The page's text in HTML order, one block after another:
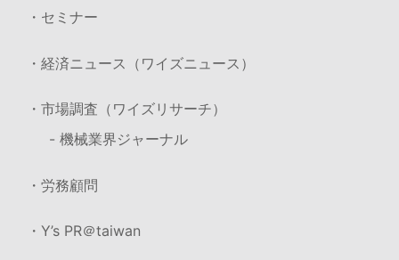
・セミナー
・経済ニュース（ワイズニュース）
・市場調査（ワイズリサーチ）
- 機械業界ジャーナル
・労務顧問
・Y’s PR＠taiwan